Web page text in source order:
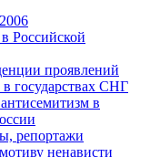
Российской
проявлений
государствах СНГ
в
репортажи
ненависти